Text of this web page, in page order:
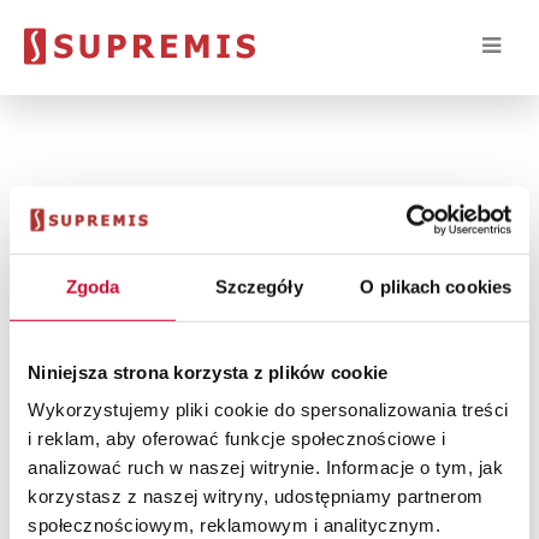
Zgoda Szczegóły O plikach cookies
Niniejsza strona korzysta z plików cookie
Wykorzystujemy pliki cookie do spersonalizowania treści
i reklam, aby oferować funkcje społecznościowe i
analizować ruch w naszej witrynie. Informacje o tym, jak
korzystasz z naszej witryny, udostępniamy partnerom
społecznościowym, reklamowym i analitycznym.
#1 nr. Formularz nie jest aktywny
SUPREMIS
Karczunkowska 46,
02-871 Warszawa
e-mail:info@supremis.pl
+48 22 29 27 500